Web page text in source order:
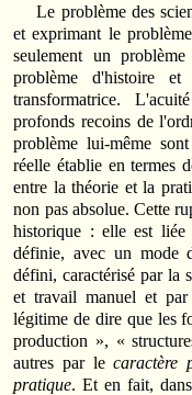
Le problème des
et exprimant le
seulement un
problème d'histoire
transformatrice.
profonds recoins de
problème lui-même
réelle établie en termes
entre la théorie et la
non pas absolue. Cette
historique : elle est liée
définie, avec un mode
défini, caractérisé par la
et travail manuel et
légitime de dire que les
production », «
autres par lecaractère
pratique. Et en fait,